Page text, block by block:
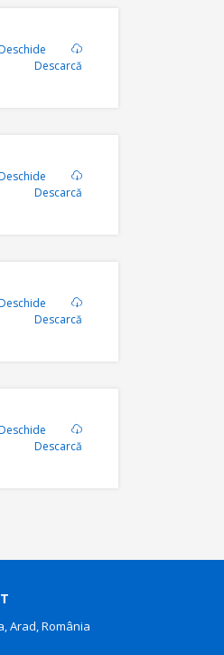
Descarcă
Descarcă
Descarcă
Descarcă
Arad, România